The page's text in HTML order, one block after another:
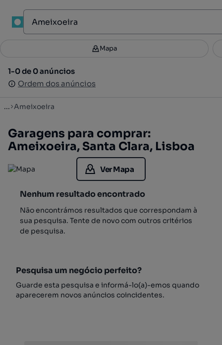
Filtros 2
1-0 de 0 anúncios
Ordem dos anúncios
Mapa
1-0 de 0 anúncios
Ordem dos anúncios
... Ameixoeira
Garagens para comprar:
Ameixoeira, Santa Clara, Lisboa
Ver Mapa
Nenhum resultado encontrado
Não encontrámos resultados que correspondam à
sua pesquisa. Tente de novo com outros critérios
de pesquisa.
Pesquisa um negócio perfeito?
Guarde esta pesquisa e informá-lo(a)-emos quando
aparecerem novos anúncios coincidentes.